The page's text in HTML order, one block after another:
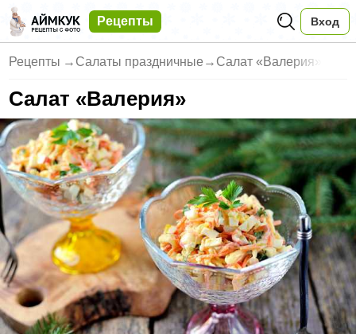
Рецепты Вход
Рецепты → Салаты праздничные → Салат «Валерия»
Салат «Валерия»